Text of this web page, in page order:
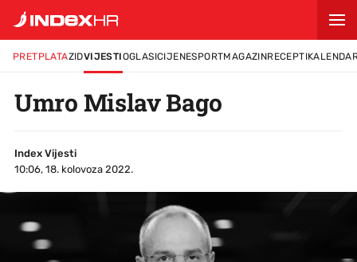
PRETPLATAZIDVIJESTIOGLASICIJENESPORTMAGAZINRECEPTI
Umro Mislav Bago
Index Vijesti
10:06, 18. kolovoza 2022.